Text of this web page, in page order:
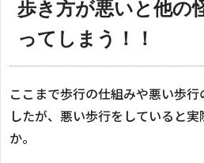
歩き方が悪いと他の
ってしまう！！
ここまで歩行の仕組みや悪い歩
したが、悪い歩行をしていると
か。